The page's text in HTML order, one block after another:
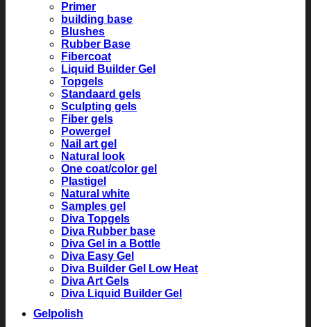
Primer
building base
Blushes
Rubber Base
Fibercoat
Liquid Builder Gel
Topgels
Standaard gels
Sculpting gels
Fiber gels
Powergel
Nail art gel
Natural look
One coat/color gel
Plastigel
Natural white
Samples gel
Diva Topgels
Diva Rubber base
Diva Gel in a Bottle
Diva Easy Gel
Diva Builder Gel Low Heat
Diva Art Gels
Diva Liquid Builder Gel
Gelpolish